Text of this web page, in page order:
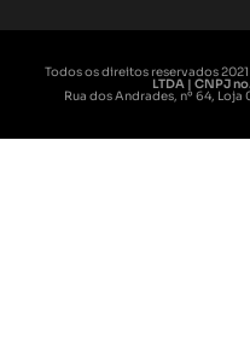
Todos os direitos reservados 2021
LTDA | CNPJ
Rua dos Andrades, nº 64,